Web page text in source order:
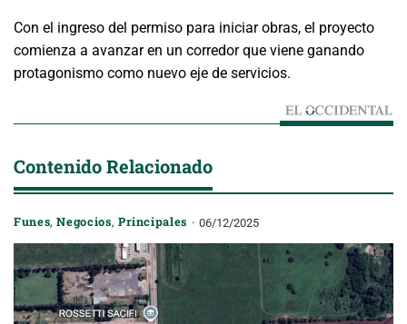
Con el ingreso del permiso para iniciar obras, el proyecto
comienza a avanzar en un corredor que viene ganando
protagonismo como nuevo eje de servicios.
Contenido Relacionado
Funes,Negocios, Principales 06/12/2025